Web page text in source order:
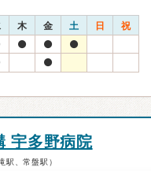
木 金 土 日 祝
宇多野病院
駅、常盤駅）